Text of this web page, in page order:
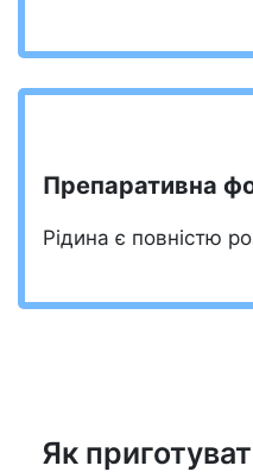
Препаративна
Рідина є повністю
Як